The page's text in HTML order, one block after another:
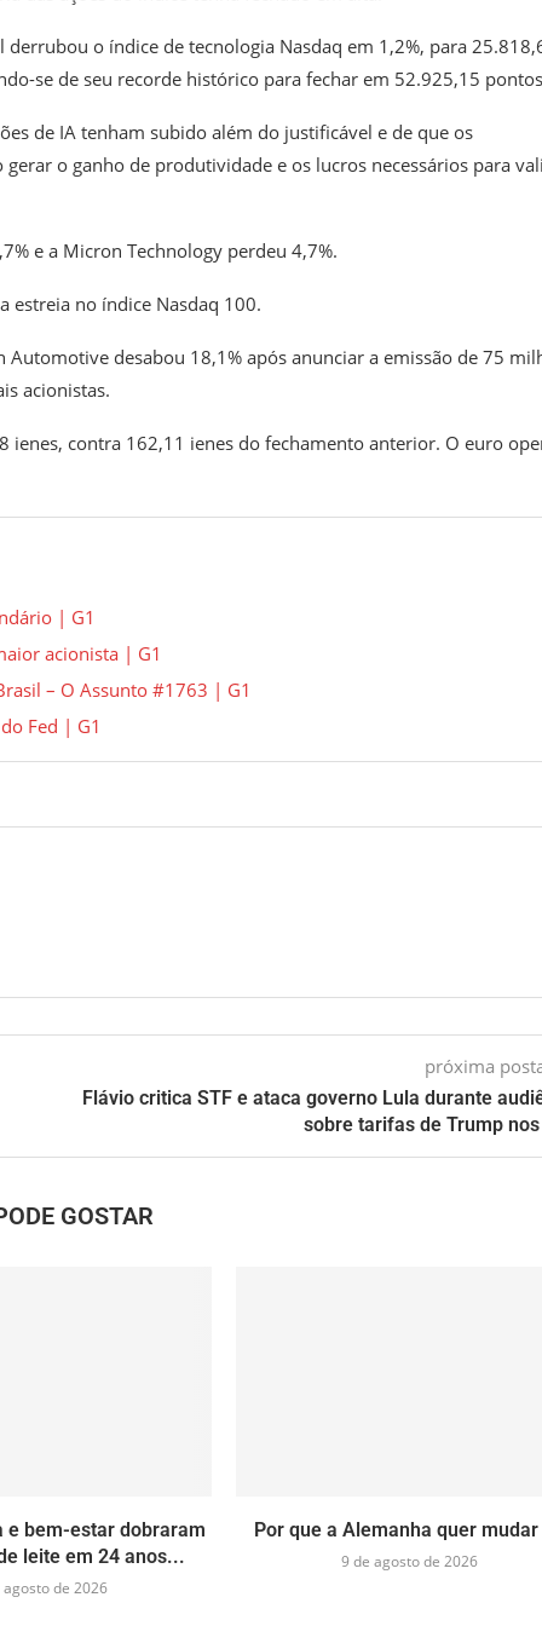
o índice de tecnologia Nasdaq em 1,2%, para
se de seu recorde histórico para fechar em 52.925,15
de IA tenham subido além do justificável e de que os
o ganho de produtividade e os lucros necessários para
e a Micron Technology perdeu 4,7%.
estreia no índice Nasdaq 100.
desabou 18,1% após anunciar a emissão de 75
acionistas.
contra 162,11 ienes do fechamento anterior. O euro
| G1
acionista | G1
– O Assunto #1763 | G1
Fed | G1
próxima
Flávio critica STF e ataca governo Lula durante
sobre tarifas de Trump nos
GOSTAR
e bem-estar dobraram
leite em 24 anos...
agosto de 2026
Por que a Alemanha quer mudar
9 de agosto de 2026